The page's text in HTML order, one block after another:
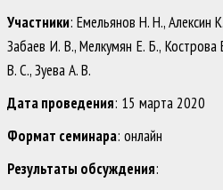
Участники: Емельянов Н. Н., Алексин
Забаев И. В., Мелкумян Е. Б., Кострова
В. С., Зуева А. В.
Дата проведения: 15 марта 2020
Формат семинара: онлайн
Результаты обсуждения: